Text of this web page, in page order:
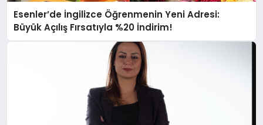
Esenler’de İngilizce Öğrenmenin Yeni Adresi:
Büyük Açılış Fırsatıyla %20 İndirim!